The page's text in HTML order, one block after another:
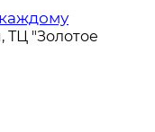
ТЦ "Золотое